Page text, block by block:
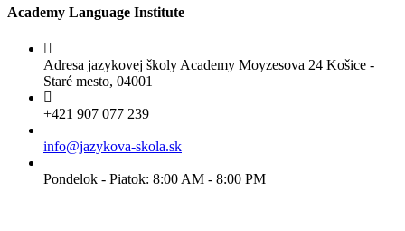
Academy Language Institute
Adresa jazykovej školy Academy Moyzesova 24 Košice -
Staré mesto, 04001
+421 907 077 239
info@jazykova-skola.sk
Pondelok - Piatok: 8:00 AM - 8:00 PM